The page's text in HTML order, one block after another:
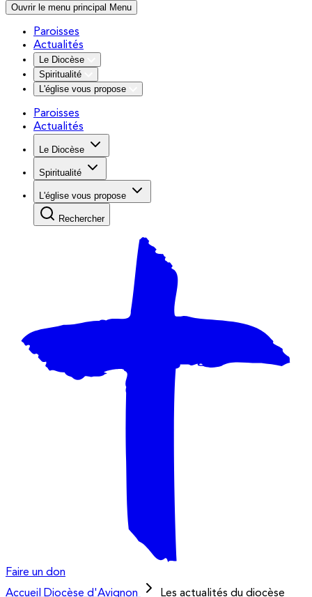
Ouvrir le menu principal Menu
Paroisses
Actualités
Le Diocèse
Spiritualité
L'église vous propose
Paroisses
Actualités
Le Diocèse
Spiritualité
L'église vous propose
Rechercher
Faire un don
Accueil
Diocèse d'Avignon Les actualités du diocèse